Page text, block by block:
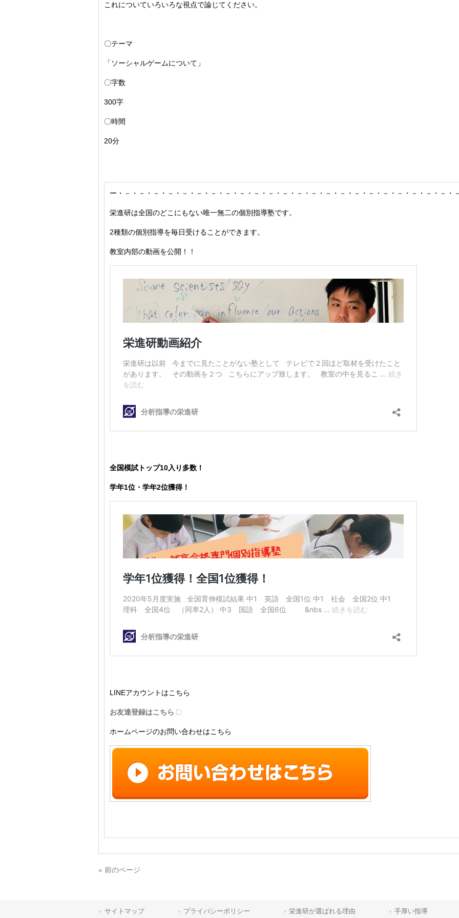
これについていろいろな視点で論じてください。
〇テーマ
「ソーシャルゲームについて」
〇字数
300字
〇時間
20分
ー・－・－・－・－・－・－・－・－・－・－・－・－・－・－・－・－・－・－・－・－・－・－・－・
栄進研は全国のどこにもない唯一無二の個別指導塾です。
2種類の個別指導を毎日受けることができます。
教室内部の動画を公開！！
全国模試トップ10入り多数！
学年1位・学年2位獲得！
LINEアカウントはこちら
お友達登録はこちら
ホームページのお問い合わせはこちら
« 前のページ
サイトマップ プライバシーポリシー 栄進研が選ばれる理由 手厚い指導